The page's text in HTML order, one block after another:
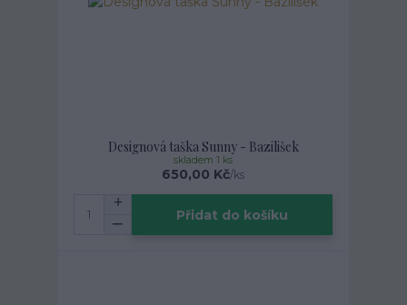
Designová taška Sunny - Bazilišek
650,00 Kč/ks
skladem 1 ks
Přidat do košíku